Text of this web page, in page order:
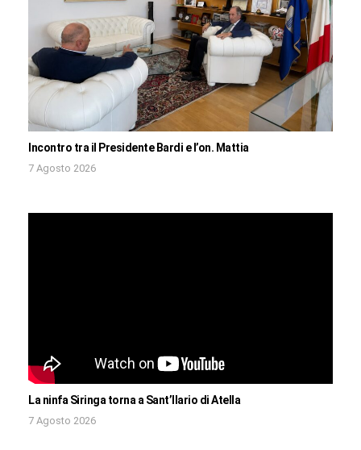
Incontro tra il Presidente Bardi e l’on. Mattia
7 Agosto 2026
La ninfa Siringa torna a Sant’Ilario di Atella
7 Agosto 2026